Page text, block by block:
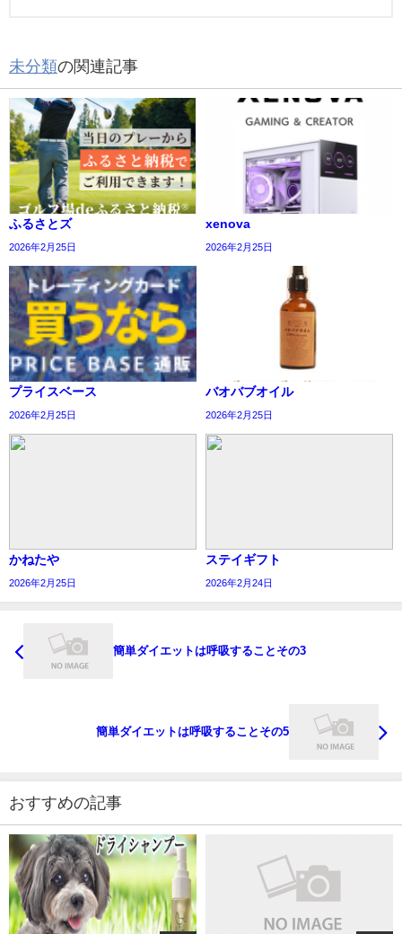
未分類の関連記事
ふるさとズ
2026年2月25日
xenova
2026年2月25日
プライスベース
2026年2月25日
バオバブオイル
2026年2月25日
かねたや
2026年2月25日
ステイギフト
2026年2月24日
簡単ダイエットは呼吸することその3
簡単ダイエットは呼吸することその5
おすすめの記事